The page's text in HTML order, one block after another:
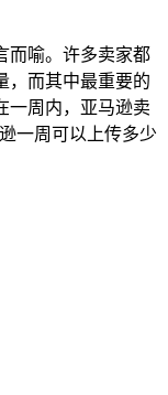
而喻。许多卖家都
，而其中最重要的
一周内，亚马逊卖
一周可以上传多少